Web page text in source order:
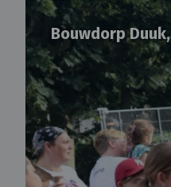
Bouwdorp